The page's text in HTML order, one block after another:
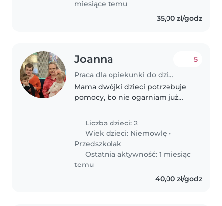
miesiące temu
35,00 zł/godz
Joanna
Praca dla opiekunki do dziecka w Opole
5
Mama dwójki dzieci potrzebuje
pomocy, bo nie ogarniam już
Liczba dzieci: 2
Wiek dzieci: Niemowlę •
Przedszkolak
Ostatnia aktywność: 1 miesiąc
temu
40,00 zł/godz